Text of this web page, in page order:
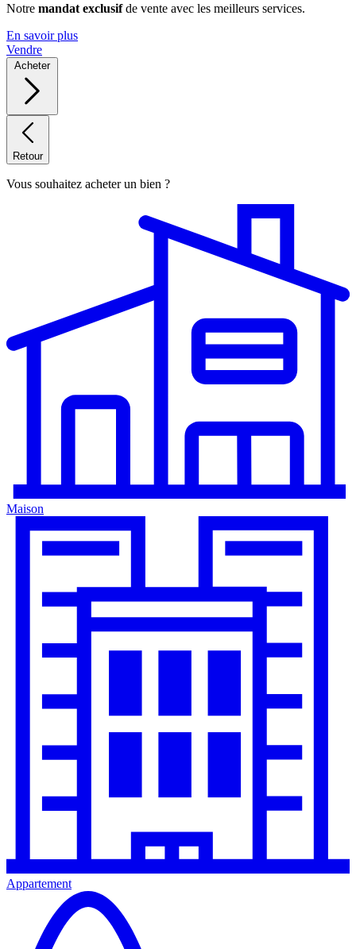
Notre mandat exclusifde vente avec les meilleurs services.
En savoir plus
Vendre
Acheter
Retour
Vous souhaitez acheter un bien ?
Maison
Appartement